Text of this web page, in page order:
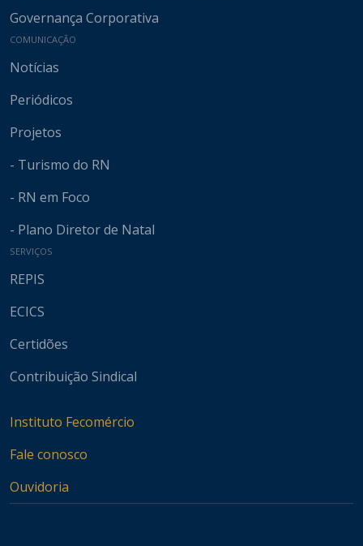
Governança Corporativa
COMUNICAÇÃO
Notícias
Periódicos
Projetos
- Turismo do RN
- RN em Foco
- Plano Diretor de Natal
SERVIÇOS
REPIS
ECICS
Certidões
Contribuição Sindical
Instituto Fecomércio
Fale conosco
Ouvidoria